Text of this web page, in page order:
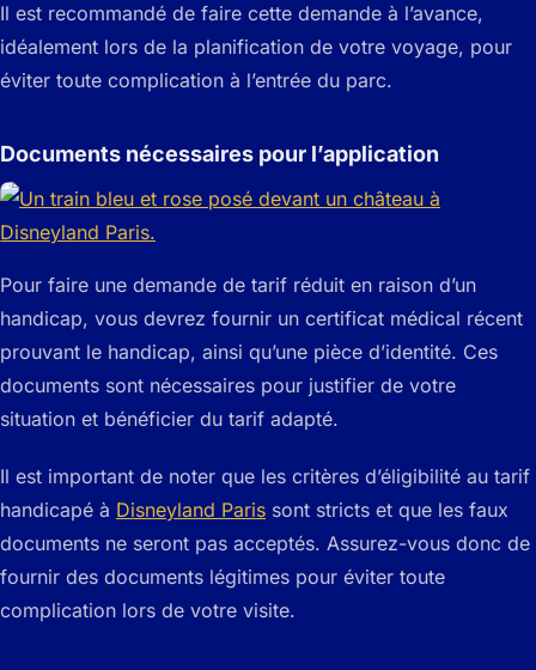
Il est recommandé de faire cette demande à l’avance,
idéalement lors de la planification de votre voyage, pour
éviter toute complication à l’entrée du parc.
Documents nécessaires pour l’application
Pour faire une demande de tarif réduit en raison d’un
handicap, vous devrez fournir un certificat médical récent
prouvant le handicap, ainsi qu’une pièce d’identité. Ces
documents sont nécessaires pour justifier de votre
situation et bénéficier du tarif adapté.
Il est important de noter que les critères d’éligibilité au tarif
handicapé à Disneyland Paris sont stricts et que les faux
documents ne seront pas acceptés. Assurez-vous donc de
fournir des documents légitimes pour éviter toute
complication lors de votre visite.